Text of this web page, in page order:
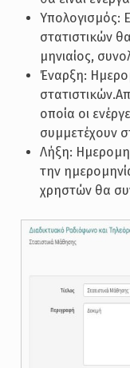
Υπολογισμός:
στατιστικών
μηνιαίος,
Έναρξη:
οποία οι
συμμετέχουν
Λήξη:
την
χρηστών θα